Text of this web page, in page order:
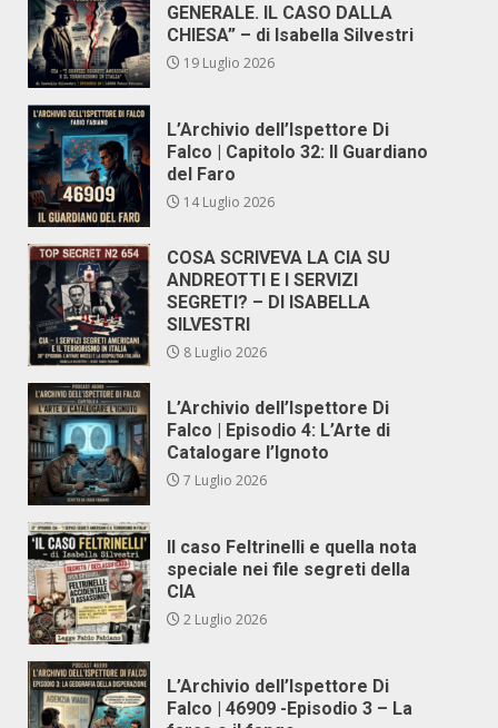
GENERALE. IL CASO DALLA
CHIESA” – di Isabella Silvestri
19 Luglio 2026
L’Archivio dell’Ispettore Di
Falco | Capitolo 32: Il Guardiano
del Faro
14 Luglio 2026
COSA SCRIVEVA LA CIA SU
ANDREOTTI E I SERVIZI
SEGRETI? – DI ISABELLA
SILVESTRI
8 Luglio 2026
L’Archivio dell’Ispettore Di
Falco | Episodio 4: L’Arte di
Catalogare l’Ignoto
7 Luglio 2026
Il caso Feltrinelli e quella nota
speciale nei file segreti della
CIA
2 Luglio 2026
L’Archivio dell’Ispettore Di
Falco | 46909 -Episodio 3 – La